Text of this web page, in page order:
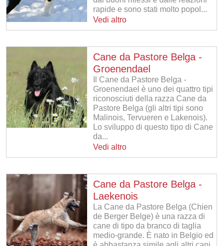
rapide e sono stati molto popol...
Vedi altro
Cane da Pastore Belga -
Groenendael
Il Cane da Pastore Belga -
Groenendael è uno dei quattro tipi
riconosciuti della razza Cane da
Pastore Belga (gli altri tipi sono
Malinois, Tervueren e Lakenois).
Lo sviluppo di questo tipo di Cane
da...
Vedi altro
Cane da Pastore Belga -
Laekenois
La Cane da Pastore Belga (Chien
de Berger Belge) è una razza di
cane di tipo da branco di taglia
medio-grande. È nato in Belgio ed